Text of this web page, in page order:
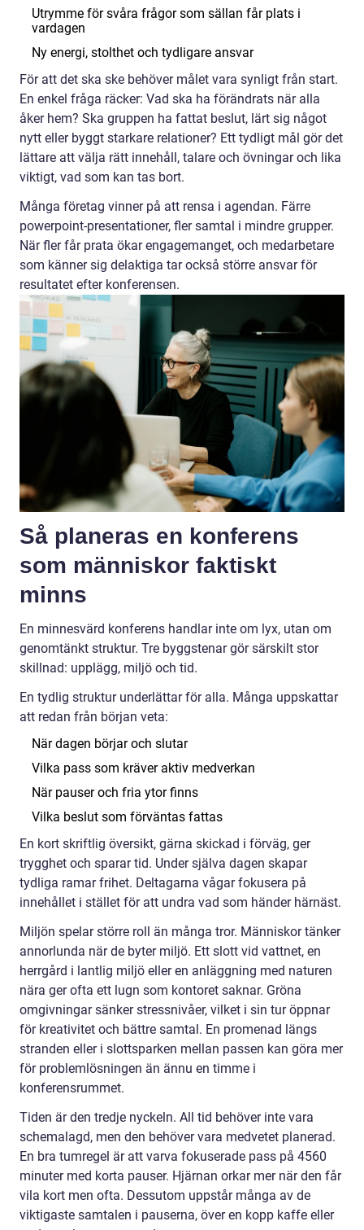
Utrymme för svåra frågor som sällan får plats i
vardagen
Ny energi, stolthet och tydligare ansvar
För att det ska ske behöver målet vara synligt från start.
En enkel fråga räcker: Vad ska ha förändrats när alla
åker hem? Ska gruppen ha fattat beslut, lärt sig något
nytt eller byggt starkare relationer? Ett tydligt mål gör det
lättare att välja rätt innehåll, talare och övningar och lika
viktigt, vad som kan tas bort.
Många företag vinner på att rensa i agendan. Färre
powerpoint-presentationer, fler samtal i mindre grupper.
När fler får prata ökar engagemanget, och medarbetare
som känner sig delaktiga tar också större ansvar för
resultatet efter konferensen.
Så planeras en konferens
som människor faktiskt
minns
En minnesvärd konferens handlar inte om lyx, utan om
genomtänkt struktur. Tre byggstenar gör särskilt stor
skillnad: upplägg, miljö och tid.
En tydlig struktur underlättar för alla. Många uppskattar
att redan från början veta:
När dagen börjar och slutar
Vilka pass som kräver aktiv medverkan
När pauser och fria ytor finns
Vilka beslut som förväntas fattas
En kort skriftlig översikt, gärna skickad i förväg, ger
trygghet och sparar tid. Under själva dagen skapar
tydliga ramar frihet. Deltagarna vågar fokusera på
innehållet i stället för att undra vad som händer härnäst.
Miljön spelar större roll än många tror. Människor tänker
annorlunda när de byter miljö. Ett slott vid vattnet, en
herrgård i lantlig miljö eller en anläggning med naturen
nära ger ofta ett lugn som kontoret saknar. Gröna
omgivningar sänker stressnivåer, vilket i sin tur öppnar
för kreativitet och bättre samtal. En promenad längs
stranden eller i slottsparken mellan passen kan göra mer
för problemlösningen än ännu en timme i
konferensrummet.
Tiden är den tredje nyckeln. All tid behöver inte vara
schemalagd, men den behöver vara medvetet planerad.
En bra tumregel är att varva fokuserade pass på 4560
minuter med korta pauser. Hjärnan orkar mer när den får
vila kort men ofta. Dessutom uppstår många av de
viktigaste samtalen i pauserna, över en kopp kaffe eller